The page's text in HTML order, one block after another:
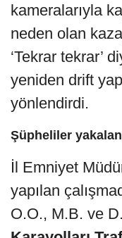
kameralarıyla
neden olan
‘Tekrar tekrar’
yeniden drift
yönlendirdi.
Şüpheliler
İl Emniyet
yapılan
O.O., M.B. ve